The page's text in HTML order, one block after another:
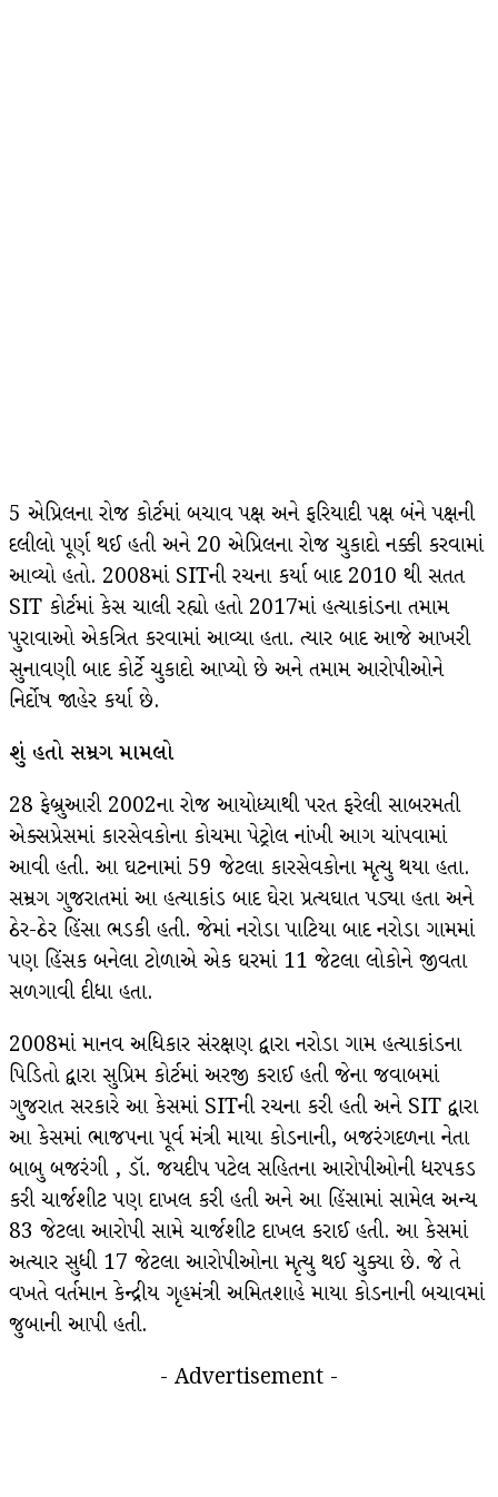
5 એપ્રિલના રોજ કોર્ટમાં બચાવ પક્ષ અને ફરિયાદી પક્ષ બંને પક્ષની
દલીલો પૂર્ણ થઈ હતી અને 20 એપ્રિલના રોજ ચુકાદો નક્કી કરવામાં
આવ્યો હતો. 2008માં SITની રચના કર્યા બાદ 2010 થી સતત
SIT કોર્ટમાં કેસ ચાલી રહ્યો હતો 2017માં હત્યાકાંડના તમામ
પુરાવાઓ એકત્રિત કરવામાં આવ્યા હતા. ત્યાર બાદ આજે આખરી
સુનાવણી બાદ કોર્ટે ચુકાદો આપ્યો છે અને તમામ આરોપીઓને
નિર્દોષ જાહેર કર્યા છે.
શું હતો સમ્રગ મામલો
28 ફેબ્રુઆરી 2002ના રોજ આયોધ્યાથી પરત ફરેલી સાબરમતી
એક્સપ્રેસમાં કારસેવકોના કોચમા પેટ્રોલ નાંખી આગ ચાંપવામાં
આવી હતી. આ ઘટનામાં 59 જેટલા કારસેવકોના મૃત્યુ થયા હતા.
સમ્રગ ગુજરાતમાં આ હત્યાકાંડ બાદ ઘેરા પ્રત્યઘાત પડ્યા હતા અને
ઠેર-ઠેર હિંસા ભડકી હતી. જેમાં નરોડા પાટિયા બાદ નરોડા ગામમાં
પણ હિંસક બનેલા ટોળાએ એક ઘરમાં 11 જેટલા લોકોને જીવતા
સળગાવી દીધા હતા.
2008માં માનવ અધિકાર સંરક્ષણ દ્વારા નરોડા ગામ હત્યાકાંડના
પિડિતો દ્વારા સુપ્રિમ કોર્ટમાં અરજી કરાઈ હતી જેના જવાબમાં
ગુજરાત સરકારે આ કેસમાં SITની રચના કરી હતી અને SIT દ્વારા
આ કેસમાં ભાજપના પૂર્વ મંત્રી માયા કોડનાની, બજરંગદળના નેતા
બાબુ બજરંગી , ડૉ. જયદીપ પટેલ સહિતના આરોપીઓની ધરપકડ
કરી ચાર્જશીટ પણ દાખલ કરી હતી અને આ હિંસામાં સામેલ અન્ય
83 જેટલા આરોપી સામે ચાર્જશીટ દાખલ કરાઈ હતી. આ કેસમાં
અત્યાર સુધી 17 જેટલા આરોપીઓના મૃત્યુ થઈ ચુક્યા છે. જે તે
વખતે વર્તમાન કેન્દ્રીય ગૃહમંત્રી અમિતશાહે માયા કોડનાની બચાવમાં
જુબાની આપી હતી.
- Advertisement -